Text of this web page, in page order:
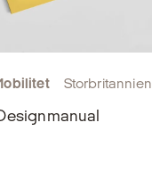
Storbritannien